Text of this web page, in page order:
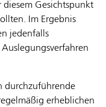
diesem Gesichtspunkt
Im Ergebnis
jedenfalls
durchzuführende
erheblichen